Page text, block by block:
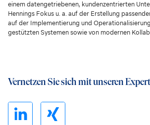
einem datengetriebenen, kundenzentrierten
Hennings Fokus u. a. auf der Erstellung
auf der Implementierung und
gestützten Systemen sowie von modernen
Vernetzen Sie sich mit unseren